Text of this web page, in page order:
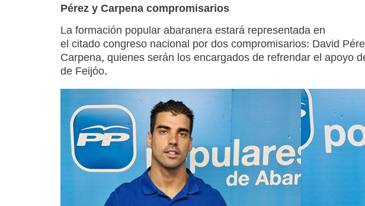
Pérez y Carpena compromisarios
La formación popular abaranera estará representada en
el citado congreso nacional por dos compromisarios: David
Carpena, quienes serán los encargados de refrendar el apoyo
de Feijóo.